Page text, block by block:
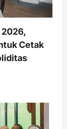
2026,
Cetak